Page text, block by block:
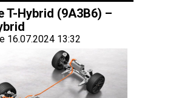
T-Hybrid (9A3B6) –
16.07.2024 13:32